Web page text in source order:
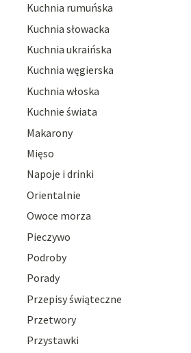
Kuchnia rumuńska
Kuchnia słowacka
Kuchnia ukraińska
Kuchnia węgierska
Kuchnia włoska
Kuchnie świata
Makarony
Mięso
Napoje i drinki
Orientalnie
Owoce morza
Pieczywo
Podroby
Porady
Przepisy świąteczne
Przetwory
Przystawki